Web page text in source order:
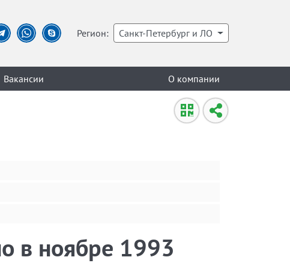
Регион: Санкт-Петербург и ЛО
Вакансии О компании
в ноябре 1993